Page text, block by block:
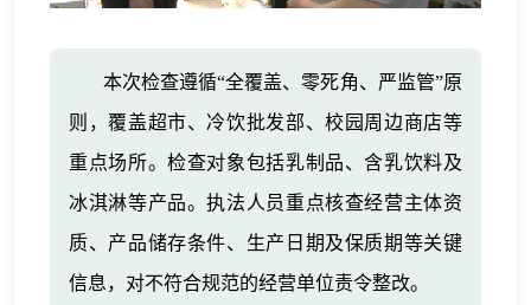
本次检查遵循“全覆盖、零死角、严监管”原
则，覆盖超市、冷饮批发部、校园周边商店等
重点场所。检查对象包括乳制品、含乳饮料及
冰淇淋等产品。执法人员重点核查经营主体资
质、产品储存条件、生产日期及保质期等关键
信息，对不符合规范的经营单位责令整改。